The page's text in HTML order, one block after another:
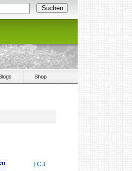
Shop
FCB